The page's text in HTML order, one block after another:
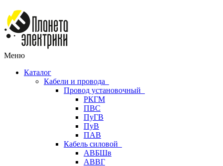
Меню
Каталог
Кабели и провода
Провод установочный
РКГМ
ПВС
ПуГВ
ПуВ
ПАВ
Кабель силовой
АВБШв
АВВГ